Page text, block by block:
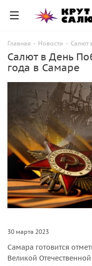
Главная - Новости - Салют
Салют в День
года в Самаре
30 марта 2023
Самара готовится
Великой